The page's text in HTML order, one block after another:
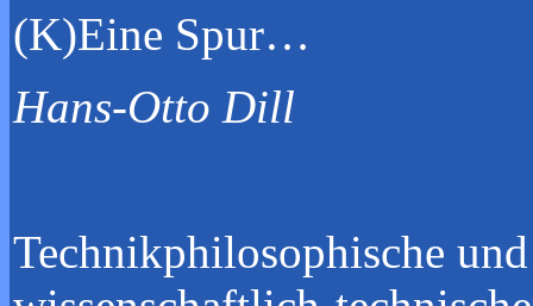
Hans-Otto Dill
Technikphilosophische